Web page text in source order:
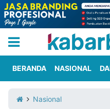
Iklan
Berita
Kami
BERANDA NASIONAL
Nasional